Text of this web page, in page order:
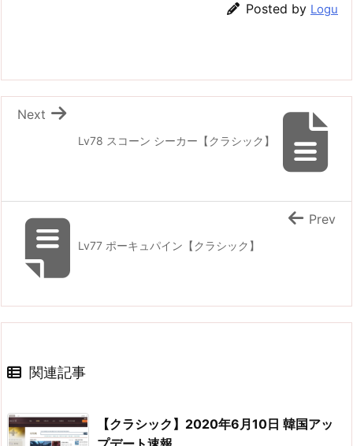
Posted by Logu
Lv78 スコーン シーカー【クラシック】
Next
Lv77 ポーキュパイン【クラシック】
Prev
関連記事
【クラシック】2020年6月10日 韓国アッ